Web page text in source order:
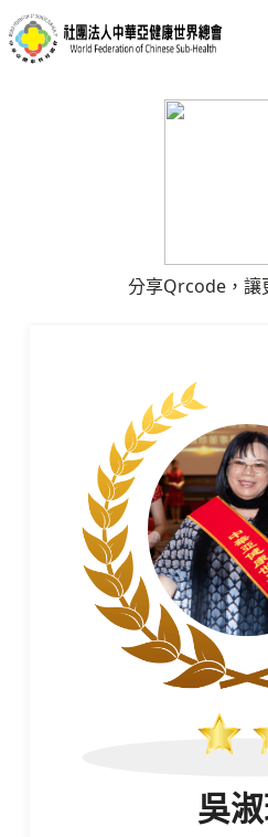
分享Qrcode，讓
吳